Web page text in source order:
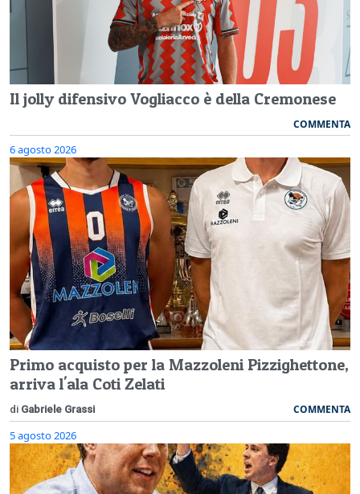
Il jolly difensivo Vogliacco è della Cremonese
COMMENTA
6 agosto 2026
Primo acquisto per la Mazzoleni Pizzighettone,
arriva l'ala Coti Zelati
di Gabriele Grassi COMMENTA
5 agosto 2026